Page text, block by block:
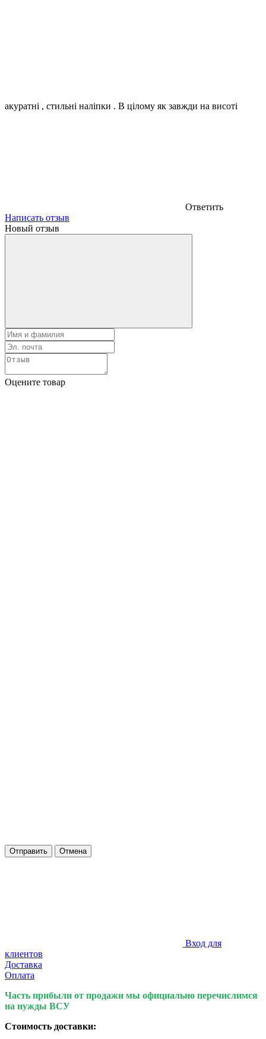
акуратні , стильні наліпки . В цілому як завжди на висоті
Ответить
Написать отзыв
Новый отзыв
Оцените товар
Отправить Отмена
Вход для
клиентов
Доставка
Оплата
Часть прибыли от продажи мы официально перечислимся
на нужды ВСУ
Стоимость доставки: